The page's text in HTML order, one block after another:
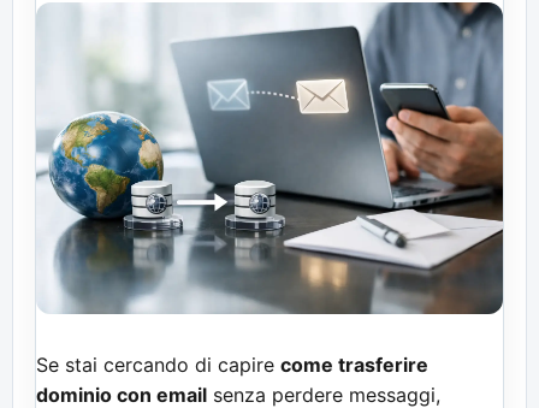
Se stai cercando di capire come trasferire
dominio con email senza perdere messaggi,